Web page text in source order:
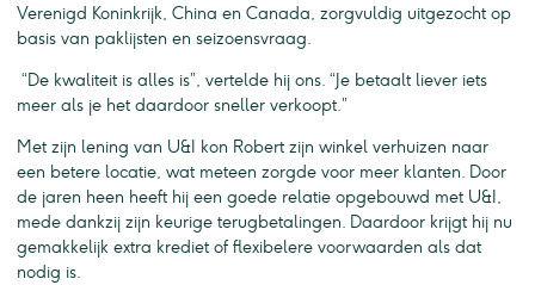
Verenigd Koninkrijk, China en Canada, zorgvuldig uitgezocht op
basis van paklijsten en seizoensvraag.
“De kwaliteit is alles is”, vertelde hij ons. “Je betaalt liever iets
meer als je het daardoor sneller verkoopt.”
Met zijn lening van U&I kon Robert zijn winkel verhuizen naar
een betere locatie, wat meteen zorgde voor meer klanten. Door
de jaren heen heeft hij een goede relatie opgebouwd met U&I,
mede dankzij zijn keurige terugbetalingen. Daardoor krijgt hij nu
gemakkelijk extra krediet of flexibelere voorwaarden als dat
nodig is.